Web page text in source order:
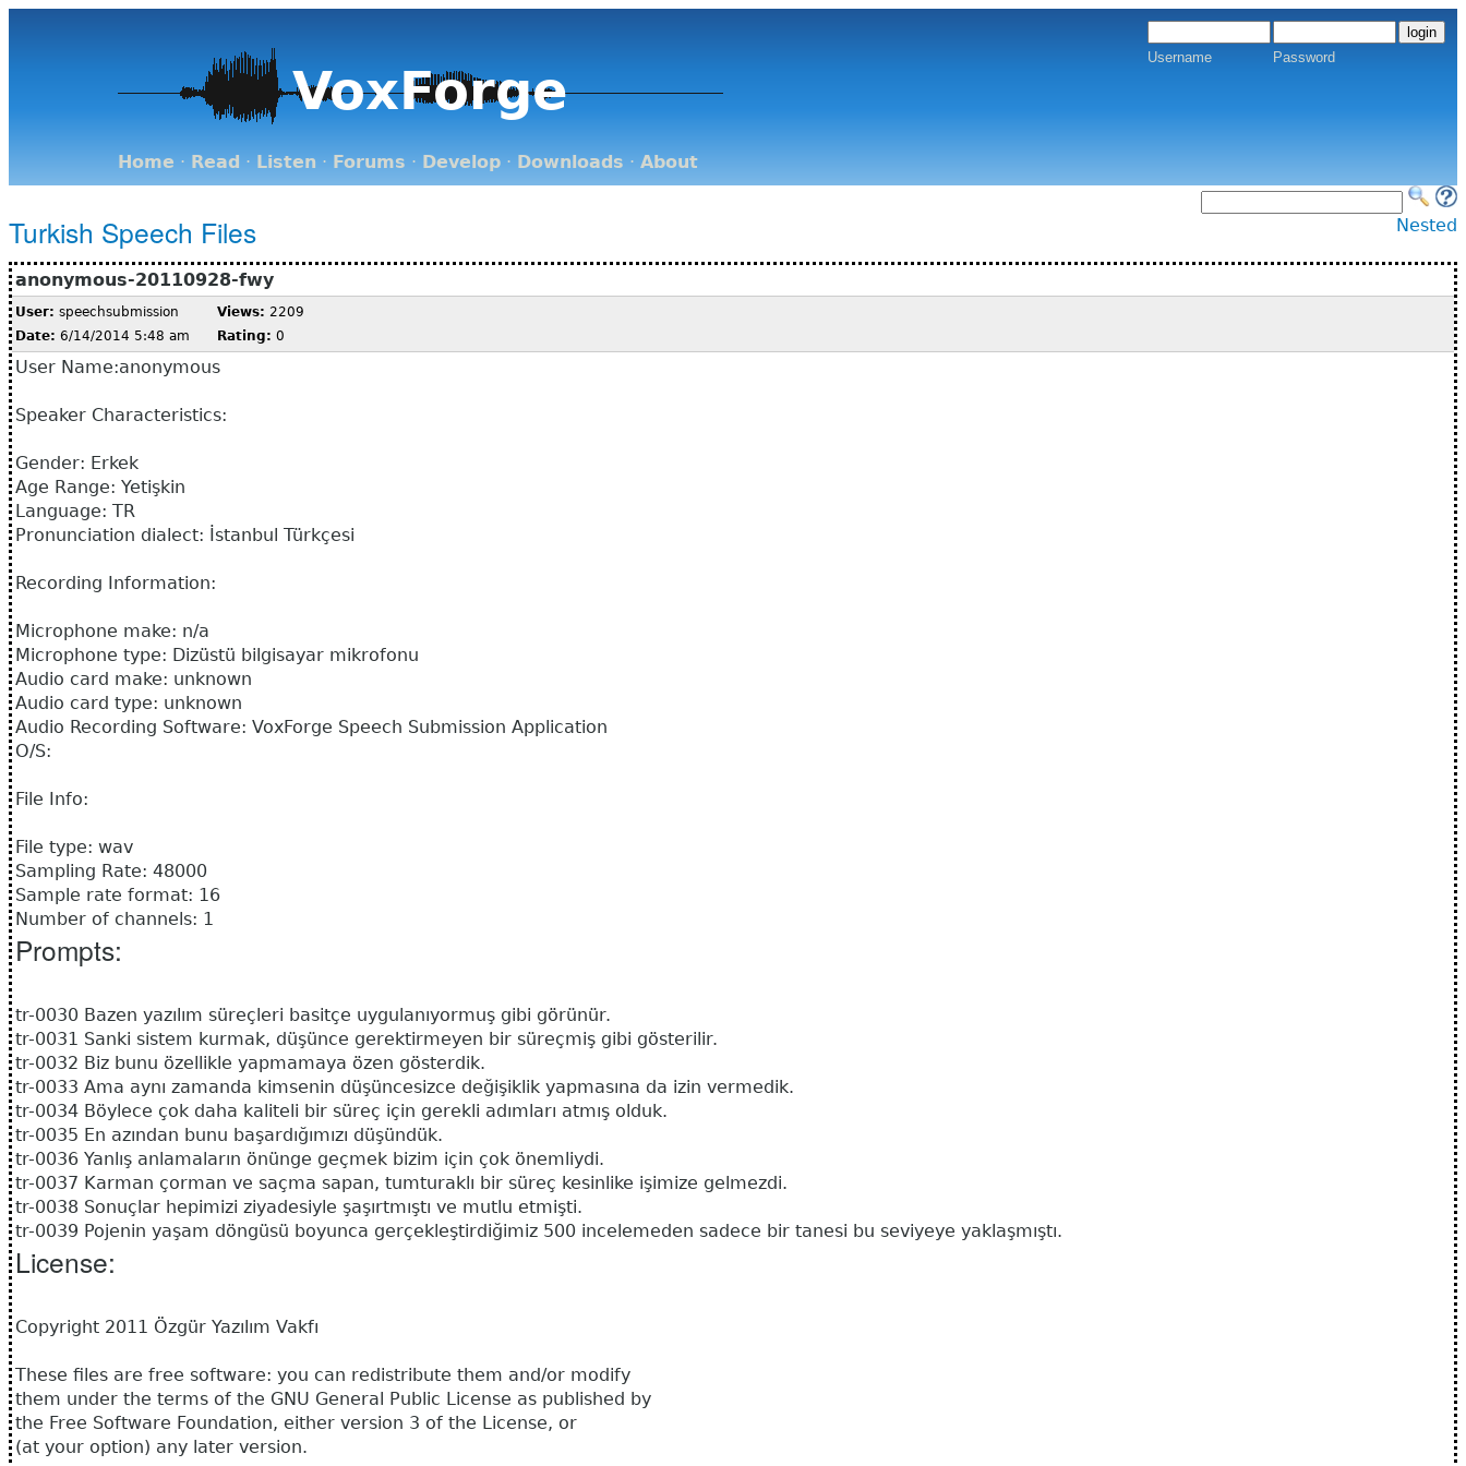
VoxForge
Username Password
Home · Read · Listen · Forums · Develop · Downloads · About
Turkish Speech Files Nested
anonymous-20110928-fwy
User: speechsubmission
Date: 6/14/2014 5:48 am
Views: 2209
Rating: 0
User Name:anonymous
Speaker Characteristics:
Gender: Erkek
Age Range: Yetişkin
Language: TR
Pronunciation dialect: İstanbul Türkçesi
Recording Information:
Microphone make: n/a
Microphone type: Dizüstü bilgisayar mikrofonu
Audio card make: unknown
Audio card type: unknown
Audio Recording Software: VoxForge Speech Submission Application
O/S:
File Info:
File type: wav
Sampling Rate: 48000
Sample rate format: 16
Number of channels: 1
Prompts:
tr-0030 Bazen yazılım süreçleri basitçe uygulanıyormuş gibi görünür.
tr-0031 Sanki sistem kurmak, düşünce gerektirmeyen bir süreçmiş gibi gösterilir.
tr-0032 Biz bunu özellikle yapmamaya özen gösterdik.
tr-0033 Ama aynı zamanda kimsenin düşüncesizce değişiklik yapmasına da izin vermedik.
tr-0034 Böylece çok daha kaliteli bir süreç için gerekli adımları atmış olduk.
tr-0035 En azından bunu başardığımızı düşündük.
tr-0036 Yanlış anlamaların önünge geçmek bizim için çok önemliydi.
tr-0037 Karman çorman ve saçma sapan, tumturaklı bir süreç kesinlike işimize gelmezdi.
tr-0038 Sonuçlar hepimizi ziyadesiyle şaşırtmıştı ve mutlu etmişti.
tr-0039 Pojenin yaşam döngüsü boyunca gerçekleştirdiğimiz 500 incelemeden sadece bir tanesi bu seviyeye yaklaşmıştı.
License:
Copyright 2011 Özgür Yazılım Vakfı
These files are free software: you can redistribute them and/or modify
them under the terms of the GNU General Public License as published by
the Free Software Foundation, either version 3 of the License, or
(at your option) any later version.